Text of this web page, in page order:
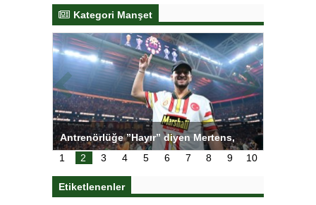
Kategori Manşet
Antrenörlüğe ”Hayır” diyen Mertens,
Galatasaray’dan bakın ne istedi
1
2 3 4 5 6 7 8 9 10
Etiketlenenler